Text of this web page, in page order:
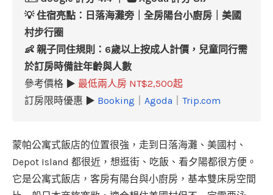
💡 住宿亮點：日落海灘旁｜全房陽台小廚房｜美國
村步行圈
👶 親子同住規則：6歲以上按成人計價，兒童同行需
於訂房時備註年齡與人數
參考價格 ▶ 最低兩人房 NT$2,500起
訂房限時優惠 ▶ Booking Agoda Trip.com
蒙帕公寓式飯店的位置很強，走到日落海灘、美國村、
Depot Island 都很近，想逛街、吃飯、看夕陽都很方便。
它是公寓式飯店，客房有陽台與小廚房，基本雙床房空間